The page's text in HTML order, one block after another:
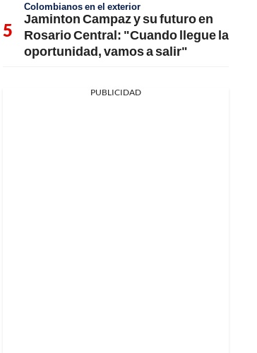
Colombianos en el exterior
Jaminton Campaz y su futuro en
Rosario Central: "Cuando llegue la
oportunidad, vamos a salir"
PUBLICIDAD